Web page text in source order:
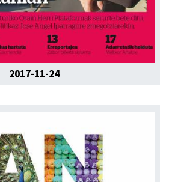
2017-11-24